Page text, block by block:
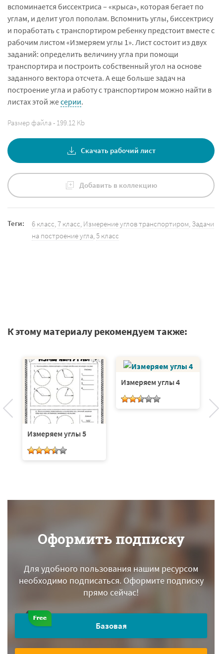
вспоминается биссектриса – «крыса», которая бегает по
углам, и делит угол пополам. Вспомнить углы, биссектрису
и поработать с транспортиром ребенку предстоит вместе с
рабочим листом «Измеряем углы 1». Лист состоит из двух
заданий: определить величину угла при помощи
транспортира и построить собственный угол на основе
заданного вектора отсчета. А еще больше задач на
построение угла и работу с транспортиром можно найти в
листах этой жесерии.
Размер файла - 199.12 Kb
Скачать рабочий лист
Добавить в коллекцию
Теги: 6 класс 7 класс Измерение углов транспортиром Задачи
на построение угла 5 класс
К этому материалу рекомендуем также:
Измеряем углы 5
Измеряем углы 4
Оформить подписку
Для удобного пользования нашим ресурсом
необходимо подписаться.Оформите подписку
прямо сейчас!
Базовая